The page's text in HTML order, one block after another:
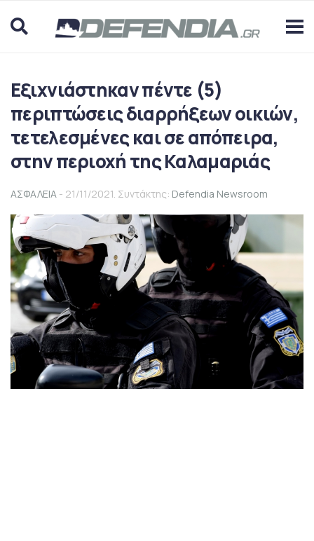
Εξιχνιάστηκαν πέντε (5)
περιπτώσεις διαρρήξεων οικιών,
τετελεσμένες και σε απόπειρα,
στην περιοχή της Καλαμαριάς
ΑΣΦΑΛΕΙΑ - 21/11/2021. Συντάκτης: Defendia Newsroom